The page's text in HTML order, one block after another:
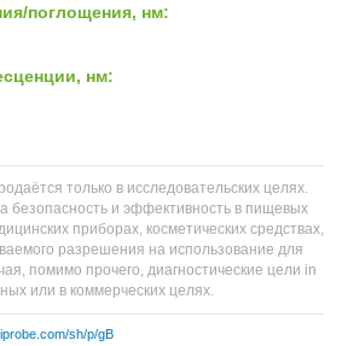
поглощения, нм:
нм:
только в исследовательских целях.
безопасность и эффективность в пищевых
приборах, косметических средствах,
разрешения на использование для
помимо прочего, диагностические цели in
или в коммерческих целях.
sh/p/gB